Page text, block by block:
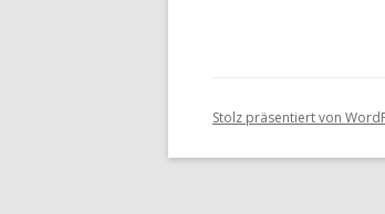
Stolz präsentiert von